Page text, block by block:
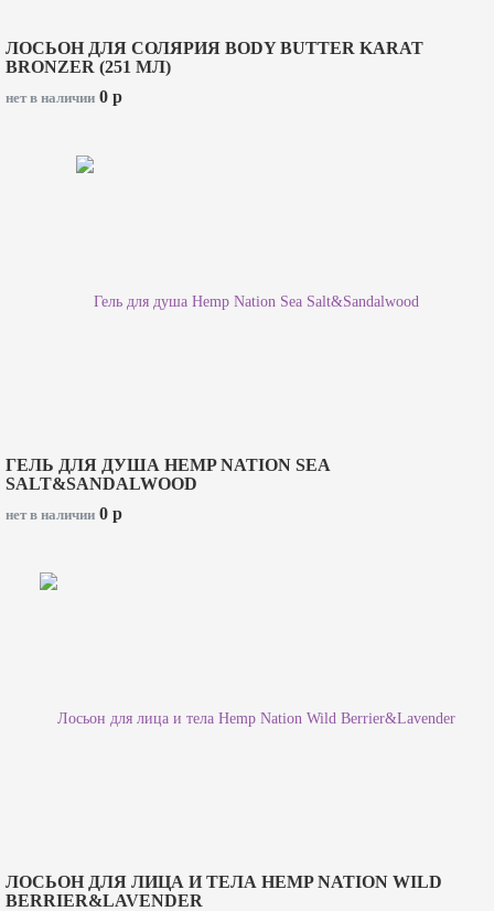
ЛОСЬОН ДЛЯ СОЛЯРИЯ BODY BUTTER KARAT
BRONZER (251 МЛ)
нет в наличии 0 p
ГЕЛЬ ДЛЯ ДУША HEMP NATION SEA
SALT&SANDALWOOD
нет в наличии 0 p
ЛОСЬОН ДЛЯ ЛИЦА И ТЕЛА HEMP NATION WILD
BERRIER&LAVENDER